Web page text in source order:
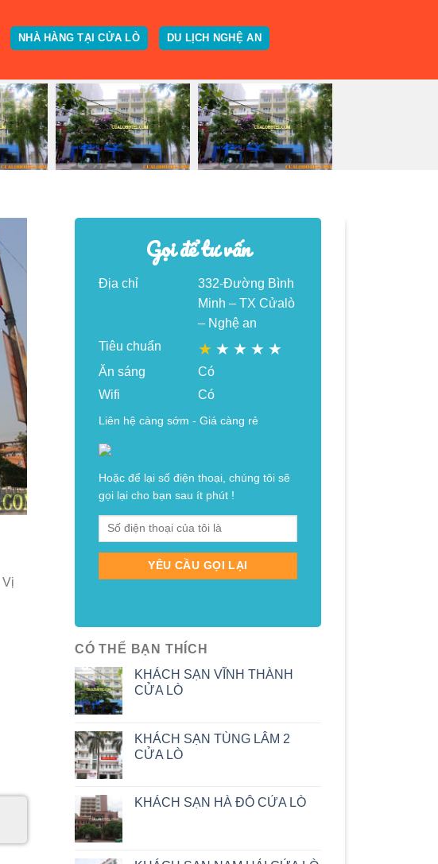
NHÀ HÀNG TẠI CỬA LÒ DU LỊCH NGHỆ AN
Vị
Gọi để tư vấn
Địa chỉ
332-Đường Bình
Minh – TX Cửalò
– Nghệ an
Tiêu chuẩn
★ ★ ★ ★ ★
Ăn sáng
Có
Wifi
Có
Liên hệ càng sớm - Giá càng rẻ
Hoặc để lại số điện thoại, chúng tôi sẽ
gọi lại cho bạn sau ít phút !
CÓ THỂ BẠN THÍCH
KHÁCH SẠN VĨNH THÀNH
CỬA LÒ
KHÁCH SẠN TÙNG LÂM 2
CỬA LÒ
KHÁCH SẠN HÀ ĐÔ CỬA LÒ